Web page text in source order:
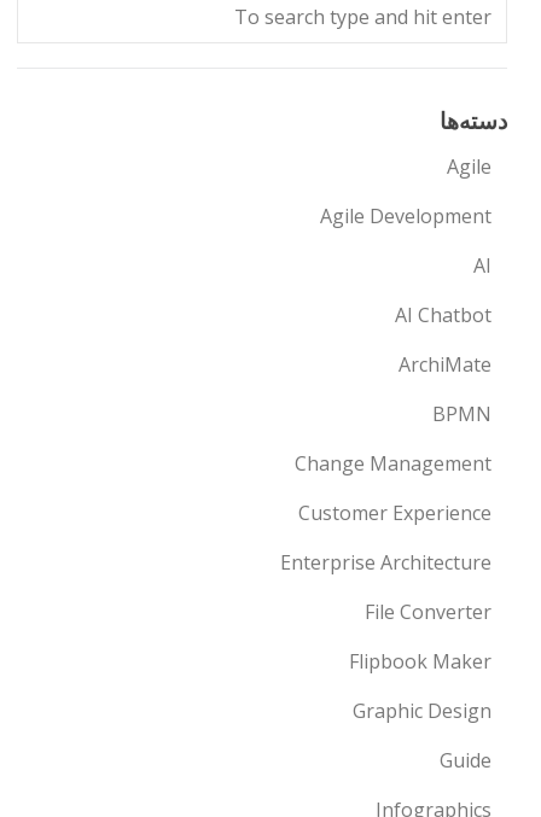
دسته‌ها
Agile
Agile Development
AI
AI Chatbot
ArchiMate
BPMN
Change Management
Customer Experience
Enterprise Architecture
File Converter
Flipbook Maker
Graphic Design
Guide
Infographics